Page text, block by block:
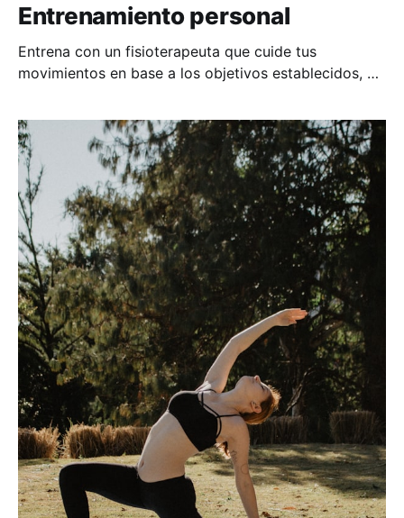
Entrenamiento personal
Entrena con un fisioterapeuta que cuide tus
movimientos en base a los objetivos establecidos, y